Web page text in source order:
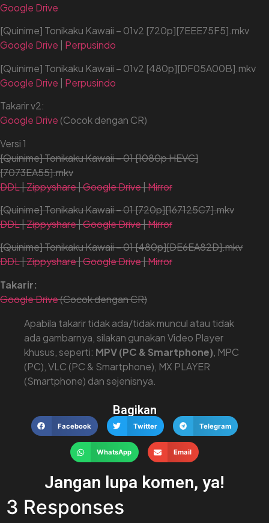
Google Drive
[Quinime] Tonikaku Kawaii – 01v2 [720p][7EEE75F5].mkv
Google Drive
Perpusindo
[Quinime] Tonikaku Kawaii – 01v2 [480p][DF05A00B].mkv
Google Drive | Perpusindo
Takarir v2:
Google Drive (Cocok dengan CR)
Versi 1
[Quinime] Tonikaku Kawaii – 01 [1080p HEVC]
[7073EA55].mkv
DDL|Zippyshare|Google Drive|Mirror
[Quinime] Tonikaku Kawaii – 01 [720p][167125C7].mkv
DDL|Zippyshare|Google Drive|Mirror
[Quinime] Tonikaku Kawaii – 01 [480p][DE6EA82D].mkv
DDL|Zippyshare|Google Drive|Mirror
Takarir:
Google Drive(Cocok dengan CR)
Apabila takarir tidak ada/tidak muncul atau tidak
ada gambarnya, silakan gunakan Video Player
khusus, seperti: MPV (PC & Smartphone) , MPC
(PC), VLC (PC & Smartphone), MX PLAYER
(Smartphone) dan sejenisnya.
Bagikan
Facebook Twitter Telegram
WhatsApp Email
Jangan lupa komen, ya!
3 Responses